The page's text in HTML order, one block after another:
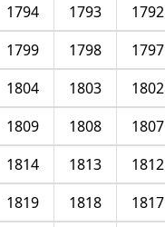
1792
1793
1794
1797
1798
1799
1802
1803
1804
1807
1808
1809
1812
1813
1814
1817
1818
1819